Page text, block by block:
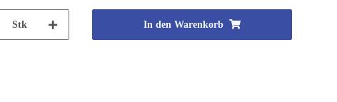
Stk In den Warenkorb